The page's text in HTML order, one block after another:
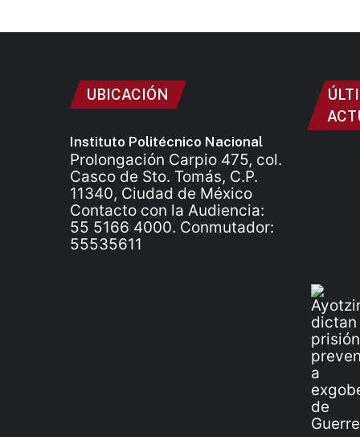
UBICACIÓN
Instituto Politécnico Nacional
Prolongación Carpio 475, col.
Casco de Sto. Tomás, C.P.
11340, Ciudad de México
Contacto con la Audiencia:
55 5166 4000. Conmutador:
55535611